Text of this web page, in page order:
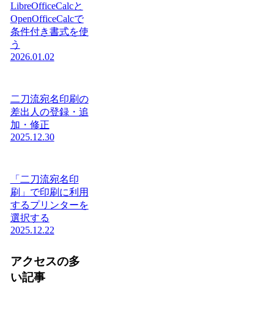
LibreOfficeCalcと
OpenOfficeCalcで
条件付き書式を使
う
2026.01.02
二刀流宛名印刷の
差出人の登録・追
加・修正
2025.12.30
「二刀流宛名印
刷」で印刷に利用
するプリンターを
選択する
2025.12.22
アクセスの多
い記事